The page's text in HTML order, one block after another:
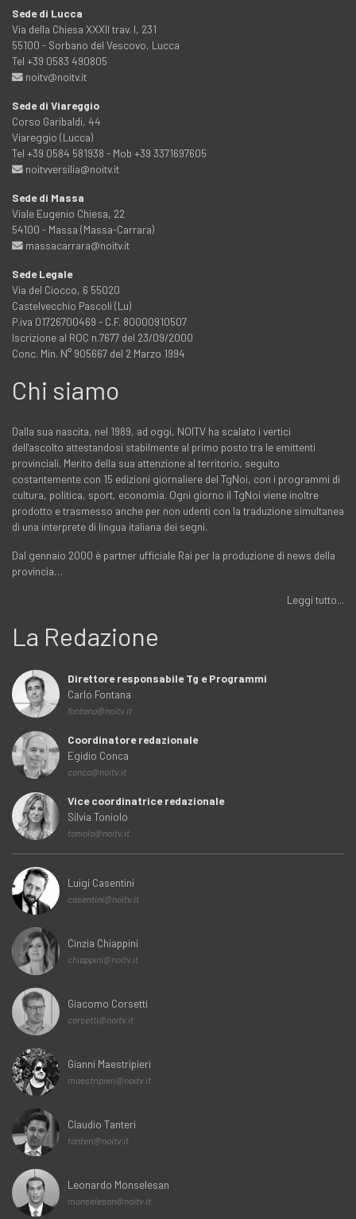
Sede di Lucca
Via della Chiesa XXXII trav. I, 231
55100 - Sorbano del Vescovo, Lucca
Tel +39 0583 490805
noitv@noitv.it
Sede di Viareggio
Corso Garibaldi, 44
Viareggio (Lucca)
Tel +39 0584 581938 - Mob +39 3371697605
noitvversilia@noitv.it
Sede di Massa
Viale Eugenio Chiesa, 22
54100 - Massa (Massa-Carrara)
massacarrara@noitv.it
Sede Legale
Via del Ciocco, 6 55020
Castelvecchio Pascoli (Lu)
P.iva 01726700469 - C.F. 80000910507
Iscrizione al ROC n.7677 del 23/09/2000
Conc. Min. N° 905667 del 2 Marzo 1994
Chi siamo
Dalla sua nascita, nel 1989, ad oggi, NOITV ha scalato i vertici
dell'ascolto attestandosi stabilmente al primo posto tra le emittenti
provinciali. Merito della sua attenzione al territorio, seguito
costantemente con 15 edizioni giornaliere del TgNoi, con i programmi di
cultura, politica, sport, economia. Ogni giorno il TgNoi viene inoltre
prodotto e trasmesso anche per non udenti con la traduzione simultanea
di una interprete di lingua italiana dei segni.
Dal gennaio 2000 è partner ufficiale Rai per la produzione di news della
provincia…
Leggi tutto...
La Redazione
Direttore responsabile Tg e Programmi
Carlo Fontana
fontana@noitv.it
Coordinatore redazionale
Egidio Conca
conca@noitv.it
Vice coordinatrice redazionale
Silvia Toniolo
toniolo@noitv.it
Luigi Casentini
casentini@noitv.it
Cinzia Chiappini
chiappini@noitv.it
Giacomo Corsetti
corsetti@noitv.it
Gianni Maestripieri
maestripieri@noitv.it
Claudio Tanteri
tanteri@noitv.it
Leonardo Monselesan
monselesan@noitv.it